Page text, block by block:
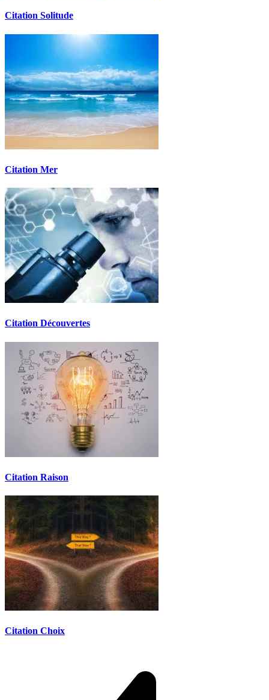
Citation Solitude
Citation Mer
Citation Découvertes
Citation Raison
Citation Choix